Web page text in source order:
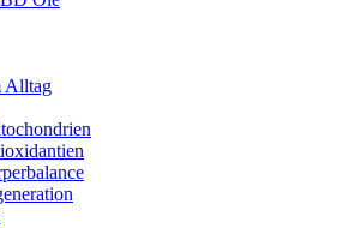
Alltag